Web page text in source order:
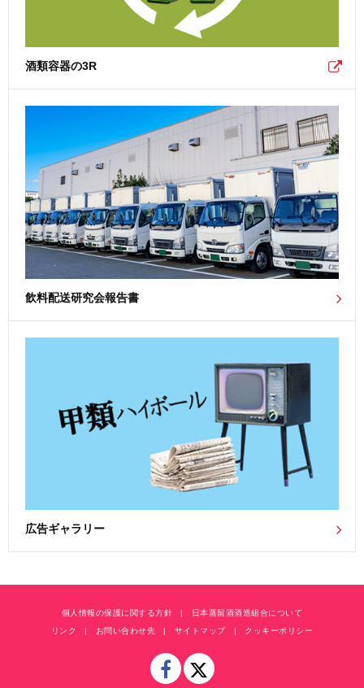
酒類容器の3R
飲料配送研究会報告書
広告ギャラリー
個人情報の保護に関する方針
日本蒸留酒酒造組合について
リンク
お問い合わせ先 サイトマップ クッキーポリシー